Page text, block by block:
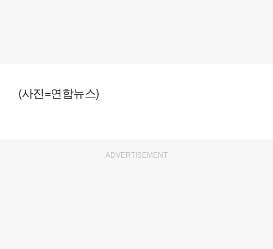
(사진=연합뉴스)
ADVERTISEMENT